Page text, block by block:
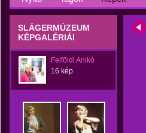
SLÁGERMÚZEUM
KÉPGALÉRIÁI
Felföldi Anikó
16 kép